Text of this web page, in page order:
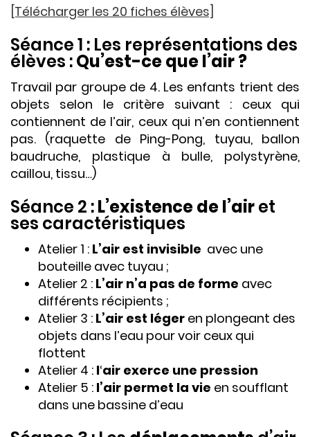
[Télécharger les 20 fiches élèves]
Séance 1 : Les représentations des
élèves :Qu’est-ce que l’air ?
Travail par groupe de 4. Les enfants trient des
objets selon le critère suivant : ceux qui
contiennent de l’air, ceux qui n’en contiennent
pas. (raquette de Ping-Pong, tuyau, ballon
baudruche, plastique à bulle, polystyrène,
caillou, tissu…)
Séance 2 :L’existence de l’airet
ses caractéristiques
Atelier 1 : L’air est invisible avec une
bouteille avec tuyau ;
Atelier 2 : L’air n’a pas de forme avec
différents récipients ;
Atelier 3 : L’air est léger en plongeant des
objets dans l’eau pour voir ceux qui
flottent
Atelier 4 : l‘air exerce une pression
Atelier 5 : l’air permet la vie en soufflant
dans une bassine d’eau